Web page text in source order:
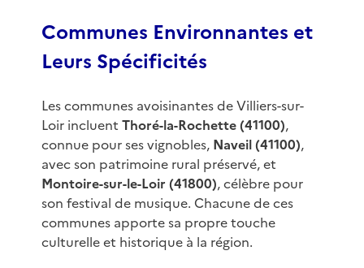
Communes Environnantes et
Leurs Spécificités
Les communes avoisinantes de Villiers-sur-
Loir incluent Thoré-la-Rochette (41100),
connue pour ses vignobles, Naveil (41100),
avec son patrimoine rural préservé, et
Montoire-sur-le-Loir (41800), célèbre pour
son festival de musique. Chacune de ces
communes apporte sa propre touche
culturelle et historique à la région.